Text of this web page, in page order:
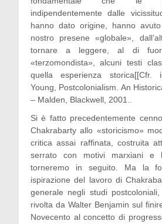
indipendentemente dalle
hanno dato origine, hanno
nostro presene «globale»,
tornare a leggere, al di
«terzomondista», alcuni testi
quella esperienza storica[[Cfr.
Young, Postcolonialism. An
– Malden, Blackwell, 2001..
Si è fatto precedentemente
Chakrabarty allo «storicismo»
critica assai raffinata, costruita
serrato con motivi marxiani e
torneremo in seguito. Ma la
ispirazione del lavoro di
generale negli studi
rivolta da Walter Benjamin sul
Novecento al concetto di